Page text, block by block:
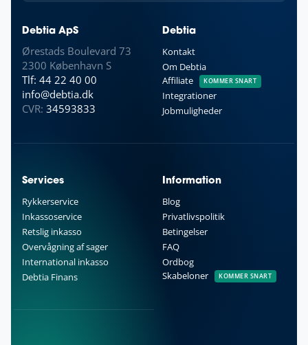
Debtia ApS
Ørestads Boulevard 73
2300 København S
Tlf: 44 22 40 00
info@debtia.dk
CVR: 34593833
Debtia
Kontakt
Om Debtia
Affiliate
KOMMER SNART
Integrationer
Jobmuligheder
Services
Rykkerservice
Inkassoservice
Retslig inkasso
Overvågning af sager
International inkasso
Debtia Finans
Information
Blog
Privatlivspolitik
Betingelser
FAQ
Ordbog
Skabeloner
KOMMER SNART